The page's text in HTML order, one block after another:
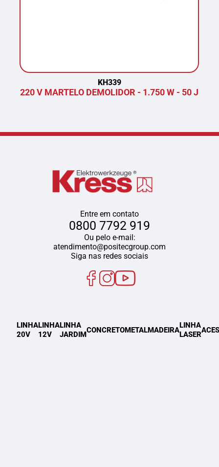
KH339
220 V MARTELO DEMOLIDOR - 1.750 W - 50 J
Entre em contato
0800 7792 919
Ou pelo e-mail:
atendimento@positecgroup.com
Siga nas redes sociais
LINHA
20V
LINHA
12V
LINHA
JARDIM
CONCRETOMETALMADEIRA
LINHA
LASER